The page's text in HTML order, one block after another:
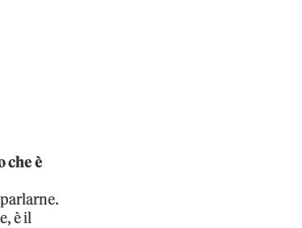
che è
è il